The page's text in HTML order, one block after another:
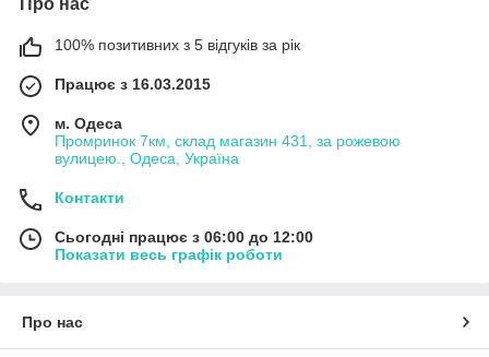
Про нас
100% позитивних з 5 відгуків за рік
Працює з 16.03.2015
м. Одеса
Промринок 7км, склад магазин 431, за рожевою
вулицею., Одеса, Україна
Контакти
Сьогодні працює з 06:00 до 12:00
Показати весь графік роботи
Про нас